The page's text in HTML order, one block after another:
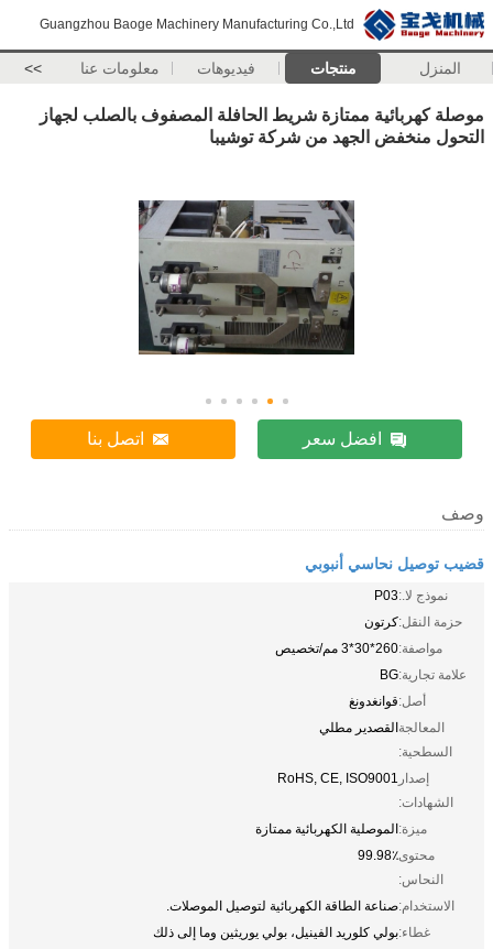
Guangzhou Baoge Machinery Manufacturing Co.,Ltd
المنزل منتجات فيديوهات معلومات عنا >>
موصلة كهربائية ممتازة شريط الحافلة المصفوف بالصلب لجهاز
التحول منخفض الجهد من شركة توشيبا
افضل سعر اتصل بنا
وصف
قضيب توصيل نحاسي أنبوبي
نموذج لا.:P03
حزمة النقل:كرتون
مواصفة:260*30*3 مم/تخصيص
علامة تجارية:BG
أصل:قوانغدونغ
المعالجة
السطحية:
القصدير مطلي
إصدار
الشهادات:
RoHS, CE, ISO9001
ميزة:الموصلية الكهربائية ممتازة
محتوى
النحاس:
99.98٪
الاستخدام:صناعة الطاقة الكهربائية لتوصيل الموصلات.
غطاء:بولي كلوريد الفينيل، بولي يوريثين وما إلى ذلك